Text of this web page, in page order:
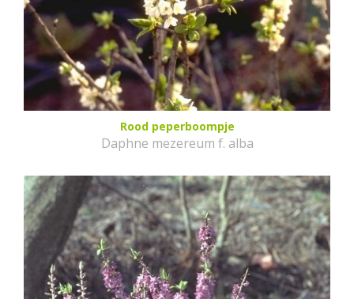
Rood peperboompje
Daphne mezereum f. alba